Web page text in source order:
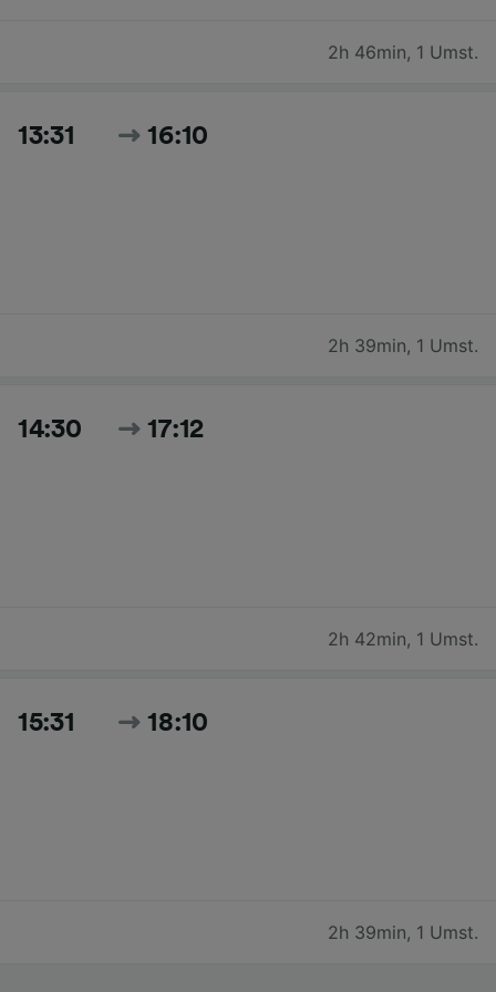
2h 46min, 1 Umst.
13:31 16:10
2h 39min, 1 Umst.
14:30 17:12
2h 42min, 1 Umst.
15:31 18:10
2h 39min, 1 Umst.